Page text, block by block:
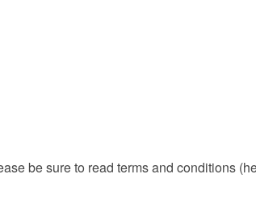
be sure to read terms and conditions